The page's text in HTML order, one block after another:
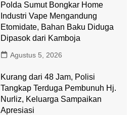
Polda Sumut Bongkar Home
Industri Vape Mengandung
Etomidate, Bahan Baku Diduga
Dipasok dari Kamboja
Agustus 5, 2026
Kurang dari 48 Jam, Polisi
Tangkap Terduga Pembunuh Hj.
Nurliz, Keluarga Sampaikan
Apresiasi